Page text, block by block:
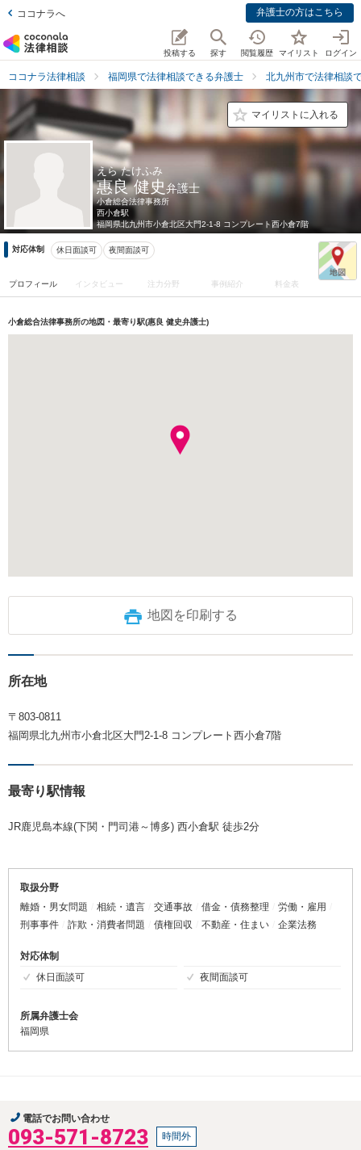
ココナラへ 弁護士の方はこちら
投稿する 探す 閲覧履歴 マイリスト ログイン
ココナラ法律相談 福岡県で法律相談できる弁護士 北九州市で法律相談
マイリストに入れる
えら たけふみ
惠良 健史弁護士
小倉総合法律事務所
西小倉駅
福岡県北九州市小倉北区大門2-1-8 コンプレート西小倉7階
対応体制 休日面談可 夜間面談可
プロフィール インタビュー 注力分野 事例紹介 料金表
小倉総合法律事務所の地図・最寄り駅(惠良 健史弁護士)
地図を印刷する
所在地
〒803-0811
福岡県北九州市小倉北区大門2-1-8 コンプレート西小倉7階
最寄り駅情報
JR鹿児島本線(下関・門司港～博多) 西小倉駅 徒歩2分
取扱分野
離婚・男女問題
相続・遺言 交通事故 借金・債務整理
労働・雇用
刑事事件
詐欺・消費者問題 債権回収 不動産・住まい 企業法務
対応体制
休日面談可
夜間面談可
所属弁護士会
福岡県
電話でお問い合わせ
093-571-8723 時間外